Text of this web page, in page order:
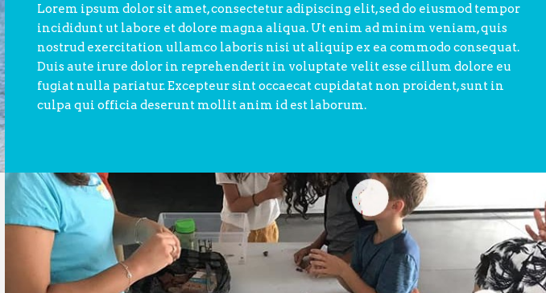
Lorem ipsum dolor sit amet, consectetur adipiscing elit, sed do eiusmod tempor
incididunt ut labore et dolore magna aliqua. Ut enim ad minim veniam, quis
nostrud exercitation ullamco laboris nisi ut aliquip ex ea commodo consequat.
Duis aute irure dolor in reprehenderit in voluptate velit esse cillum dolore eu
fugiat nulla pariatur. Excepteur sint occaecat cupidatat non proident, sunt in
culpa qui officia deserunt mollit anim id est laborum.